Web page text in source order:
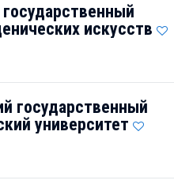
искусств
государственный
университет